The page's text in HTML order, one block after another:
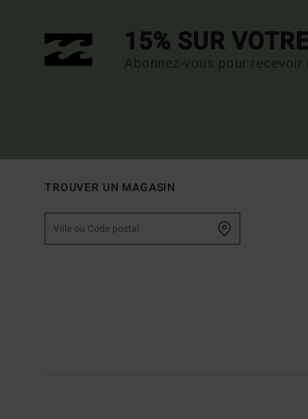
15% SUR
Abonnez-vous pour
TROUVER UN MAGASIN